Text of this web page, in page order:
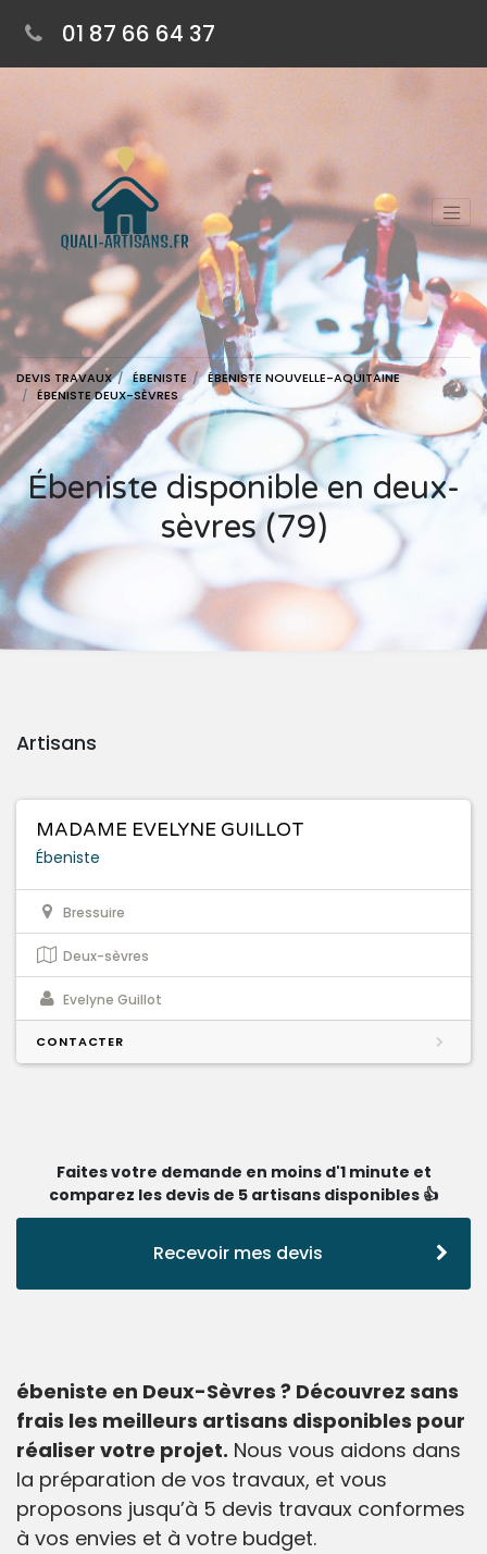
01 87 66 64 37
DEVIS TRAVAUX ÉBENISTE
ÉBENISTE NOUVELLE-AQUITAINE
ÉBENISTE DEUX-SÈVRES
Ébeniste disponible en deux-
sèvres (79)
Artisans
MADAME EVELYNE GUILLOT
Ébeniste
Bressuire
Deux-sèvres
Evelyne Guillot
CONTACTER
Faites votre demande en moins d'1 minute et
comparez les devis de 5 artisans disponibles 👍
Recevoir mes devis
ébeniste en Deux-Sèvres ? Découvrez sans
frais les meilleurs artisans disponibles pour
réaliser votre projet. Nous vous aidons dans
la préparation de vos travaux, et vous
proposons jusqu’à 5 devis travaux conformes
à vos envies et à votre budget.